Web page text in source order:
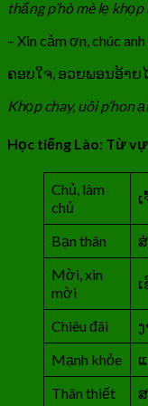
thẩng p’hò mè lẹ khọp
– Xin cảm ơn, chúc
ຄອບໃຈ, ອວຍພອນອ້າຍ
Khọp chay, uôi p’hon
Học tiếng Lào: Từ
Chủ, làm
chủ
Bạn thân
Mời, xin
mời
Chiêu đãi
Mạnh khỏe
Thân thiết